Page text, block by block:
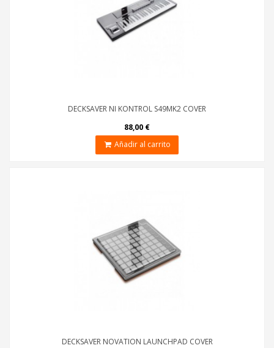
DECKSAVER NI KONTROL S49MK2 COVER
88,00 €
Añadir al carrito
DECKSAVER NOVATION LAUNCHPAD COVER